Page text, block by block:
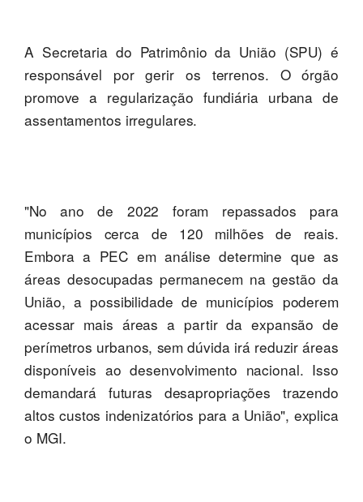
A Secretaria do Patrimônio da União (SPU) é
responsável por gerir os terrenos. O órgão
promove a regularização fundiária urbana de
assentamentos irregulares.
"No ano de 2022 foram repassados para
municípios cerca de 120 milhões de reais.
Embora a PEC em análise determine que as
áreas desocupadas permanecem na gestão da
União, a possibilidade de municípios poderem
acessar mais áreas a partir da expansão de
perímetros urbanos, sem dúvida irá reduzir áreas
disponíveis ao desenvolvimento nacional. Isso
demandará futuras desapropriações trazendo
altos custos indenizatórios para a União", explica
o MGI.